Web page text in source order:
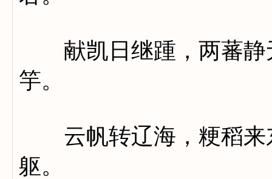
献凯日继踵，两蕃静
竽。
云帆转辽海，粳稻来
躯。